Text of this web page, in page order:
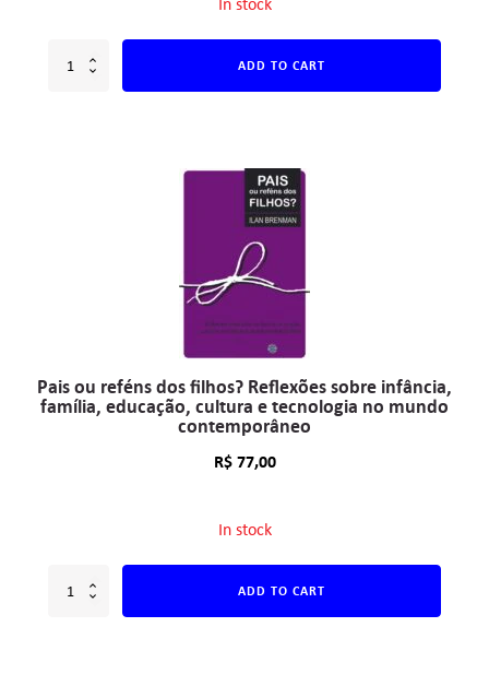
ADD TO CART
Pais ou reféns dos filhos? Reflexões sobre infância,
família, educação, cultura e tecnologia no mundo
contemporâneo
R$77,00
In stock
ADD TO CART